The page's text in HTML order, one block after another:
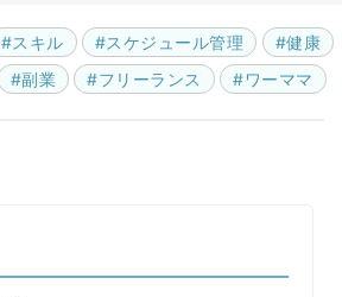
#スキル #スケジュール管理
#健康
#副業 #フリーランス #ワーママ